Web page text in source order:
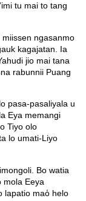
tu mai to tang
ngasanmo
kagajatan. Ia
jio mai tana
rabunnii Puang
pasa-pasaliyala u
Eya memangi
Tiyo olo
lo umati-Liyo
Bo watia
mola Eeya
lapatio mao̒ helo